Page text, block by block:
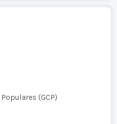
(GCP)